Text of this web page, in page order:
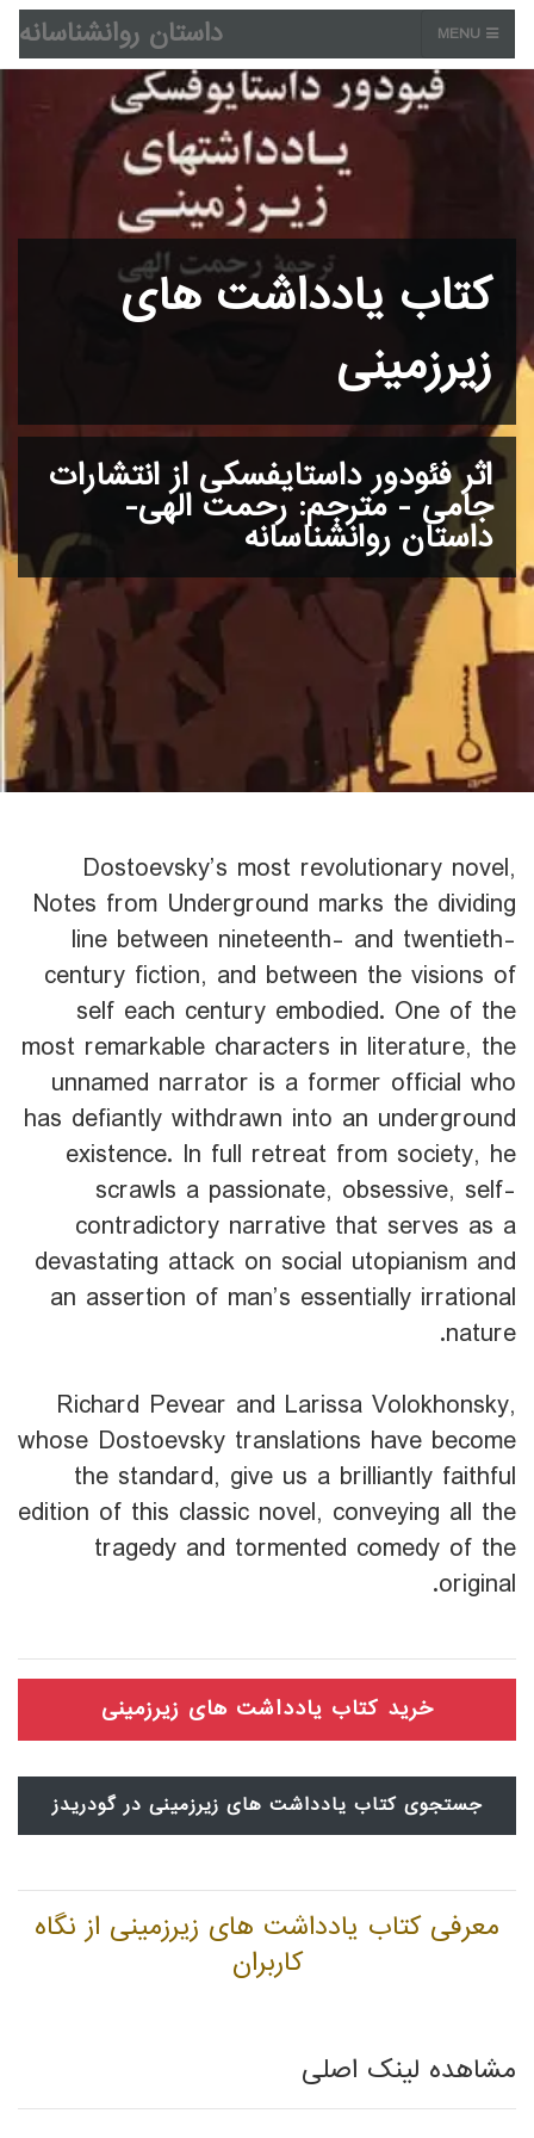
داستان روانشناسانه MENU
کتاب یادداشت های
زیرزمینی
اثر فئودور داستایفسکی از انتشارات
جامی - مترجم: رحمت الهی-
داستان روانشناسانه
Dostoevsky’s most revolutionary novel,
Notes from Underground marks the dividing
line between nineteenth- and twentieth-
century fiction, and between the visions of
self each century embodied. One of the
most remarkable characters in literature, the
unnamed narrator is a former official who
has defiantly withdrawn into an underground
existence. In full retreat from society, he
scrawls a passionate, obsessive, self-
contradictory narrative that serves as a
devastating attack on social utopianism and
an assertion of man’s essentially irrational
nature.
Richard Pevear and Larissa Volokhonsky,
whose Dostoevsky translations have become
the standard, give us a brilliantly faithful
edition of this classic novel, conveying all the
tragedy and tormented comedy of the
original.
خرید کتاب یادداشت های زیرزمینی
جستجوی کتاب یادداشت های زیرزمینی در گودریدز
معرفی کتاب یادداشت های زیرزمینی از نگاه
کاربران
مشاهده لینک اصلی